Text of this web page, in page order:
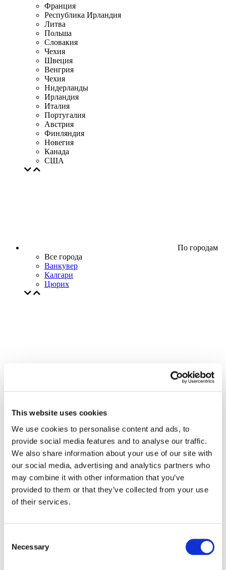
This website uses cookies
We use cookies to personalise content and ads, to
provide social media features and to analyse our traffic.
We also share information about your use of our site with
our social media, advertising and analytics partners who
may combine it with other information that you’ve
provided to them or that they’ve collected from your use
of their services.
Selection
Necessary
Франция
Республика Ирландия
Литва
Польша
Словакия
Чехия
Швеция
Венгрия
Чехия
Нидерланды
Ирландия
Италия
Португалия
Австрия
Финляндия
Новегия
Канада
США
По городам
Все города
Ванкувер
Калгари
Цюрих